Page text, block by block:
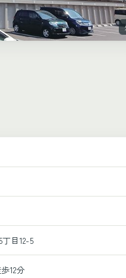
目12-5
12分